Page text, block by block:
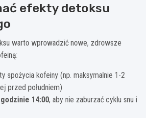
efekty detoksu
warto wprowadzić nowe, zdrowsze
spożycia kofeiny (np. maksymalnie 1-2
przed południem)
14:00, aby nie zaburzać cyklu snu i